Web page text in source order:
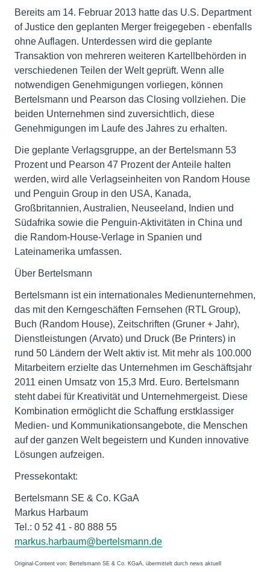
Bereits am 14. Februar 2013 hatte das U.S. Department
of Justice den geplanten Merger freigegeben - ebenfalls
ohne Auflagen. Unterdessen wird die geplante
Transaktion von mehreren weiteren Kartellbehörden in
verschiedenen Teilen der Welt geprüft. Wenn alle
notwendigen Genehmigungen vorliegen, können
Bertelsmann und Pearson das Closing vollziehen. Die
beiden Unternehmen sind zuversichtlich, diese
Genehmigungen im Laufe des Jahres zu erhalten.
Die geplante Verlagsgruppe, an der Bertelsmann 53
Prozent und Pearson 47 Prozent der Anteile halten
werden, wird alle Verlagseinheiten von Random House
und Penguin Group in den USA, Kanada,
Großbritannien, Australien, Neuseeland, Indien und
Südafrika sowie die Penguin-Aktivitäten in China und
die Random-House-Verlage in Spanien und
Lateinamerika umfassen.
Über Bertelsmann
Bertelsmann ist ein internationales Medienunternehmen,
das mit den Kerngeschäften Fernsehen (RTL Group),
Buch (Random House), Zeitschriften (Gruner + Jahr),
Dienstleistungen (Arvato) und Druck (Be Printers) in
rund 50 Ländern der Welt aktiv ist. Mit mehr als 100.000
Mitarbeitern erzielte das Unternehmen im Geschäftsjahr
2011 einen Umsatz von 15,3 Mrd. Euro. Bertelsmann
steht dabei für Kreativität und Unternehmergeist. Diese
Kombination ermöglicht die Schaffung erstklassiger
Medien- und Kommunikationsangebote, die Menschen
auf der ganzen Welt begeistern und Kunden innovative
Lösungen aufzeigen.
Pressekontakt:
Bertelsmann SE & Co. KGaA
Markus Harbaum
Tel.: 0 52 41 - 80 888 55
markus.harbaum@bertelsmann.de
Original-Content von: Bertelsmann SE & Co. KGaA, übermittelt durch news aktuell